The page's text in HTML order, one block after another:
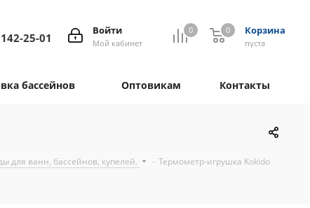
0 Корзина
пуста
0
Войти
Мой кабинет
25-01
бассейнов Оптовикам Контакты
для ванн, бассейнов, купелей. - Термометр-игрушка Kokido